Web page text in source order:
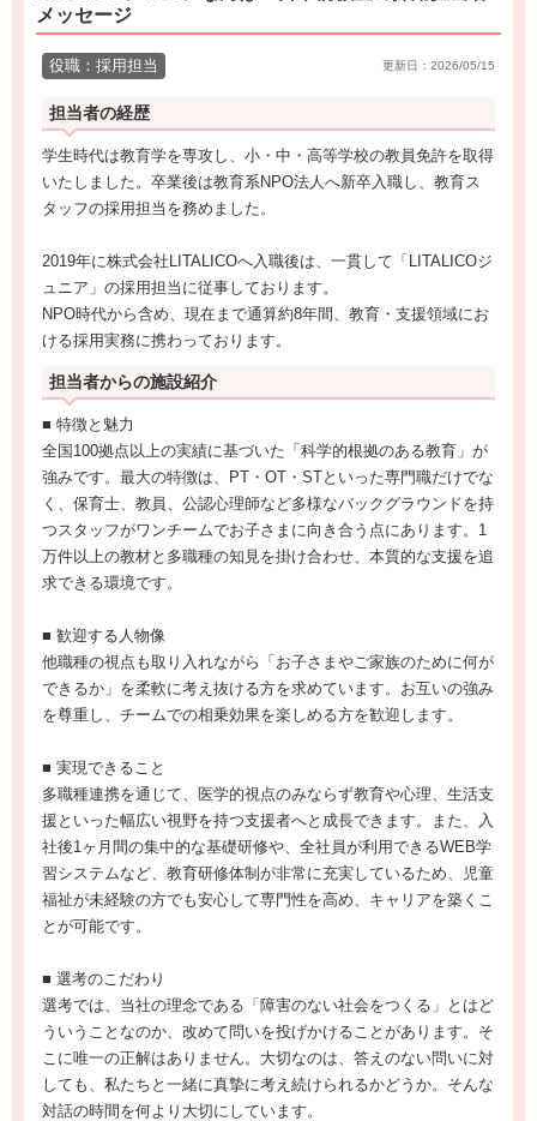
メッセージ
役職：採用担当 更新日：2026/05/15
担当者の経歴
学生時代は教育学を専攻し、小・中・高等学校の教員免許を取得
いたしました。卒業後は教育系NPO法人へ新卒入職し、教育ス
タッフの採用担当を務めました。
2019年に株式会社LITALICOへ入職後は、一貫して「LITALICOジ
ュニア」の採用担当に従事しております。
NPO時代から含め、現在まで通算約8年間、教育・支援領域にお
ける採用実務に携わっております。
担当者からの施設紹介
■ 特徴と魅力
全国100拠点以上の実績に基づいた「科学的根拠のある教育」が
強みです。最大の特徴は、PT・OT・STといった専門職だけでな
く、保育士、教員、公認心理師など多様なバックグラウンドを持
つスタッフがワンチームでお子さまに向き合う点にあります。1
万件以上の教材と多職種の知見を掛け合わせ、本質的な支援を追
求できる環境です。
■ 歓迎する人物像
他職種の視点も取り入れながら「お子さまやご家族のために何が
できるか」を柔軟に考え抜ける方を求めています。お互いの強み
を尊重し、チームでの相乗効果を楽しめる方を歓迎します。
■ 実現できること
多職種連携を通じて、医学的視点のみならず教育や心理、生活支
援といった幅広い視野を持つ支援者へと成長できます。また、入
社後1ヶ月間の集中的な基礎研修や、全社員が利用できるWEB学
習システムなど、教育研修体制が非常に充実しているため、児童
福祉が未経験の方でも安心して専門性を高め、キャリアを築くこ
とが可能です。
■ 選考のこだわり
選考では、当社の理念である「障害のない社会をつくる」とはど
ういうことなのか、改めて問いを投げかけることがあります。そ
こに唯一の正解はありません。大切なのは、答えのない問いに対
しても、私たちと一緒に真摯に考え続けられるかどうか。そんな
対話の時間を何より大切にしています。